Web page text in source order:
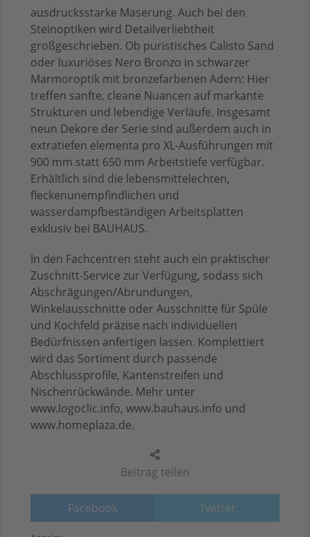
Beitrag teilen
Facebook Twitter
ausdrucksstarke Maserung. Auch bei den
Steinoptiken wird Detailverliebtheit
großgeschrieben. Ob puristisches Calisto Sand
oder luxuriöses Nero Bronzo in schwarzer
Marmoroptik mit bronzefarbenen Adern: Hier
treffen sanfte, cleane Nuancen auf markante
Strukturen und lebendige Verläufe. Insgesamt
neun Dekore der Serie sind außerdem auch in
extratiefen elementa pro XL-Ausführungen mit
900 mm statt 650 mm Arbeitstiefe verfügbar.
Erhältlich sind die lebensmittelechten,
fleckenunempfindlichen und
wasserdampfbeständigen Arbeitsplatten
exklusiv bei BAUHAUS.
In den Fachcentren steht auch ein praktischer
Zuschnitt-Service zur Verfügung, sodass sich
Abschrägungen/Abrundungen,
Winkelausschnitte oder Ausschnitte für Spüle
und Kochfeld präzise nach individuellen
Bedürfnissen anfertigen lassen. Komplettiert
wird das Sortiment durch passende
Abschlussprofile, Kantenstreifen und
Nischenrückwände. Mehr unter
www.logoclic.info, www.bauhaus.info und
www.homeplaza.de.